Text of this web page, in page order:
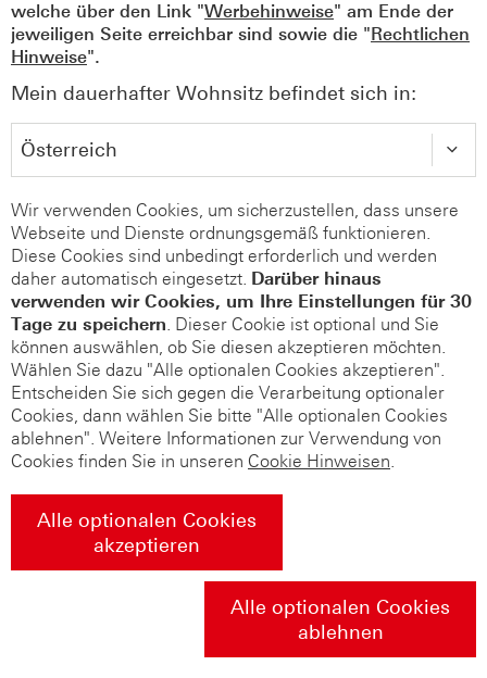
welche über den Link "Werbehinweise" am Ende der
jeweiligen Seite erreichbar sind sowie die "Rechtlichen
Hinweise".
Mein dauerhafter Wohnsitz befindet sich in:
Wir verwenden Cookies, um sicherzustellen, dass unsere
Webseite und Dienste ordnungsgemäß funktionieren.
Diese Cookies sind unbedingt erforderlich und werden
daher automatisch eingesetzt. Darüber hinaus
verwenden wir Cookies, um Ihre Einstellungen für 30
Tage zu speichern. Dieser Cookie ist optional und Sie
können auswählen, ob Sie diesen akzeptieren möchten.
Wählen Sie dazu "Alle optionalen Cookies akzeptieren".
Entscheiden Sie sich gegen die Verarbeitung optionaler
Cookies, dann wählen Sie bitte "Alle optionalen Cookies
ablehnen". Weitere Informationen zur Verwendung von
Cookies finden Sie in unseren Cookie Hinweisen.
Alle optionalen Cookies
akzeptieren
Alle optionalen Cookies
ablehnen